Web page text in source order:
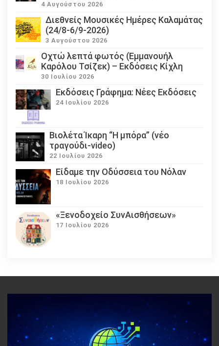
4 Αυγούστου 2026
Διεθνείς Μουσικές Ημέρες Καλαμάτας
(24/8-6/9-2026)
3 Αυγούστου 2026
Οχτώ λεπτά φωτός (Εμμανουήλ
Καρόλου Τσίζεκ) – Εκδόσεις Κίχλη
30 Ιουλίου 2026
Εκδόσεις Γράφημα: Νέες Εκδόσεις
24 Ιουλίου 2026
Βιολέτα Ίκαρη “Η μπόρα” (νέο
τραγούδι-video)
22 Ιουλίου 2026
Eίδαμε την Οδύσσεια του Νόλαν
18 Ιουλίου 2026
«Ξενοδοχείο ΣυνΑισθήσεων»
17 Ιουλίου 2026